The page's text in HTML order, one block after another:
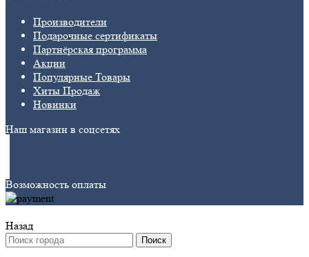
Производители
Подарочные сертификаты
Партнёрская программа
Акции
Популярные Товары
Хиты Продаж
Новинки
Наш магазин в соцсетях
Возможность оплаты
Назад
Поиск